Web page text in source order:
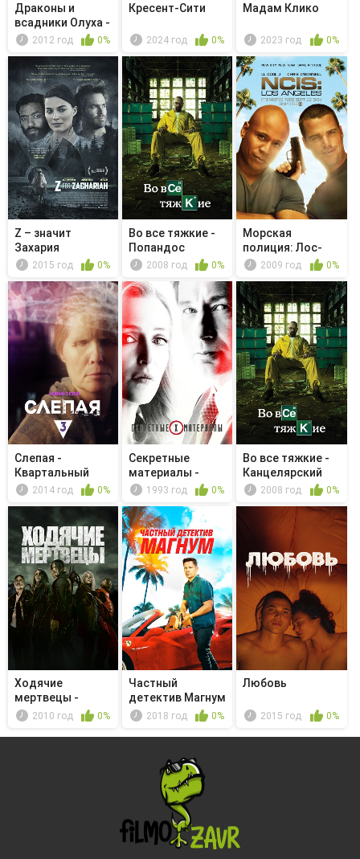
Драконы и
всадники Олуха -
Викинг в п...
2012 год 0%
Кресент-Сити
2024 год 0%
Мадам Клико
2023 год 0%
Z – значит
Захария
2015 год 0%
Во все тяжкие -
Попандос
2008 год 0%
Морская
полиция: Лос-
Анджелес -
2009 год 0%
Слепая -
Квартальный
отчёт2014 год 0%
Секретные
материалы -
Последователи
1993 год 0%
Во все тяжкие -
Канцелярский
нож2008 год 0%
Ходячие
мертвецы -
Слэбтаун
2010 год 0%
Частный
детектив Магнум
- The Night H...
2018 год 0%
Любовь
2015 год 0%